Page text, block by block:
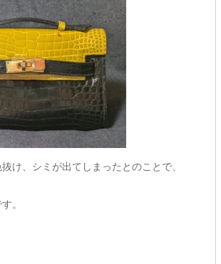
け、シミが出てしまったとのことで、
。